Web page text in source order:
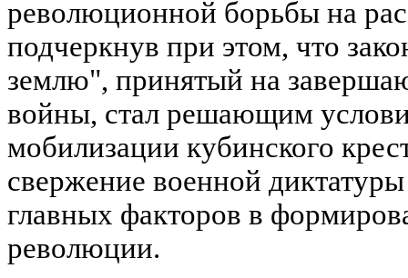
революционной борьбы на
подчеркнув при этом, что
землю", принятый на
войны, стал решающим
мобилизации кубинского
свержение военной
главных факторов в
революции.